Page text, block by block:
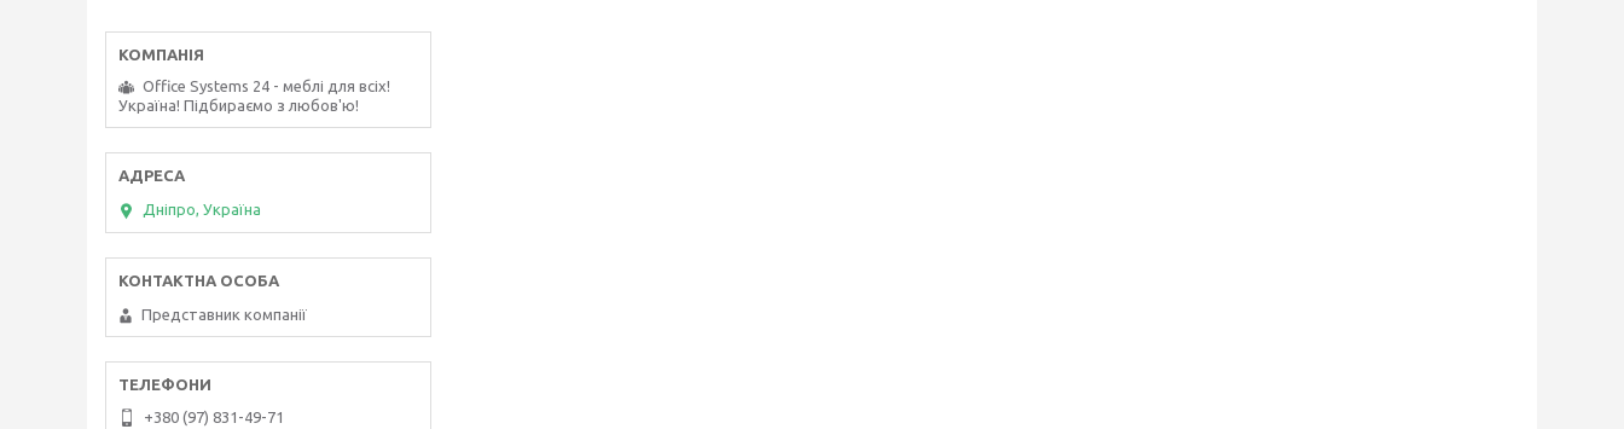
Office Systems 24 - меблі для всіх!
Україна! Підбираємо з любов'ю!
Дніпро, Україна
Представник компанії
+380 (97) 831-49-71